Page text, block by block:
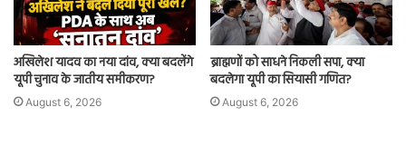
अखिलेश यादव का नया दांव, क्या बदलेंगे
यूपी चुनाव के जातीय समीकरण?
August 6, 2026
ब्राह्मणों को साधने निकली सपा, क्या
बदलेगा यूपी का सियासी गणित?
August 6, 2026